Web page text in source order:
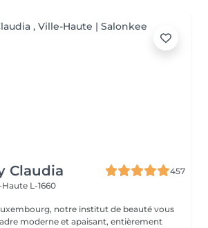
Claudia
457
L-1660
notre institut de beauté vous
moderne et apaisant, entièrement